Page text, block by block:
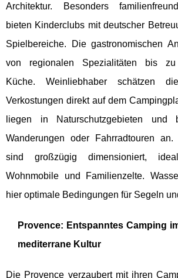
Architektur. Besonders
bieten Kinderclubs mit deutscher
Spielbereiche. Die gastronomischen
von regionalen Spezialitäten bis zu
Küche. Weinliebhaber schätzen
Verkostungen direkt auf dem
liegen in Naturschutzgebieten und
Wanderungen oder Fahrradtouren
sind großzügig dimensioniert,
Wohnmobile und Familienzelte.
hier optimale Bedingungen für Segeln
Provence: Entspanntes Camping
mediterrane Kultur
Die Provence verzaubert mit ihren